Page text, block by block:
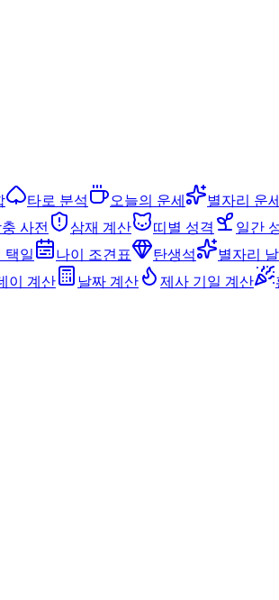
타로 분석 오늘의 운세 별자리 운세
사전 삼재 계산 띠별 성격 일간
택일 나이 조견표 탄생석 별자리
이 계산 날짜 계산 제사 기일 계산